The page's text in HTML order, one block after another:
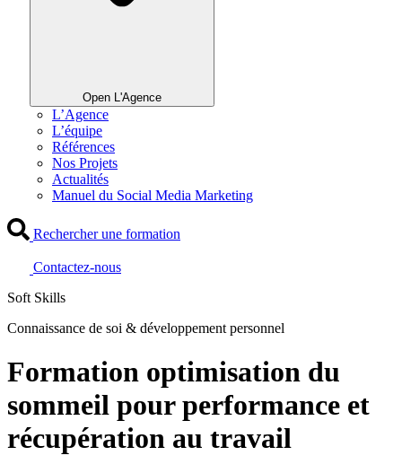
Open L'Agence
L’Agence
L’équipe
Références
Nos Projets
Actualités
Manuel du Social Media Marketing
Rechercher une formation
Contactez-nous
Soft Skills
Connaissance de soi & développement personnel
Formation optimisation du
sommeil pour performance et
récupération au travail